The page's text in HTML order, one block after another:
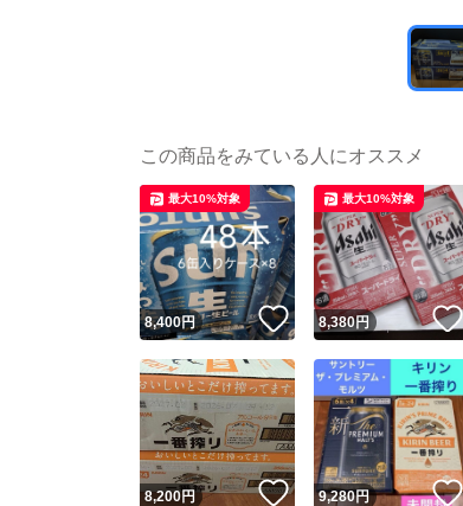
この商品をみている人にオススメ
8,400円 いいね！
最大10%対象
8,380円
最大10%対象
8,200円 いいね！
9,280円